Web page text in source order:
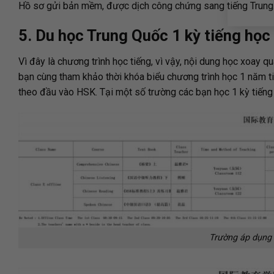
Hồ sơ gửi bản mềm, được dịch công chứng sang tiếng
5. Du học Trung Quốc 1 kỳ tiếng
Vì đây là chương trình học tiếng, vì vậy, nội dung học xoay
bạn cùng tham khảo thời khóa biểu chương trình học 1
theo đầu vào HSK. Tại một số trường các bạn học 1 kỳ
Trường áp